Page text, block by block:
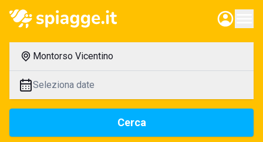
Montorso Vicentino
Seleziona date
Cerca